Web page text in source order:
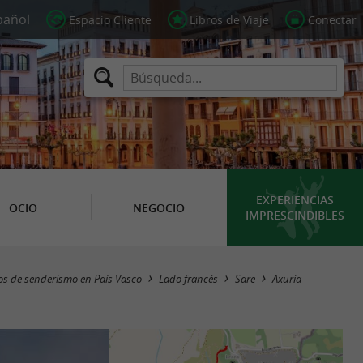
Espacio Cliente Libros de Viaje Conectar
OCIO NEGOCIO
EXPERIENCIAS
IMPRESCINDIBLES
de senderismo en País Vasco Lado francés Sare Axuria